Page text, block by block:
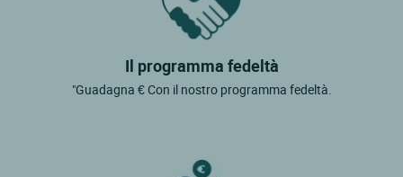
Il programma fedeltà
"Guadagna € Con il nostro programma fedeltà.